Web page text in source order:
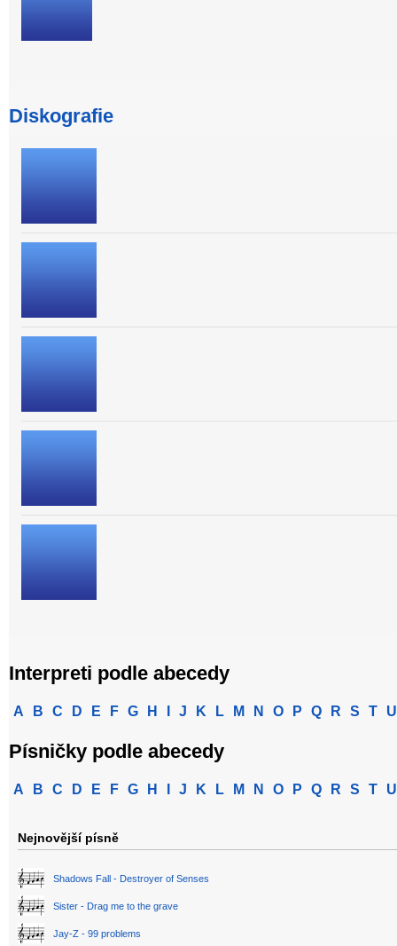
Diskografie
Interpreti podle abecedy
A B C D E F G H J K L M N O P Q R S T U
Písničky podle abecedy
A B C D E F G H J K L M N O P Q R S T U
Nejnovější písně
Shadows Fall - Destroyer of Senses
Sister - Drag me to the grave
Jay-Z - 99 problems